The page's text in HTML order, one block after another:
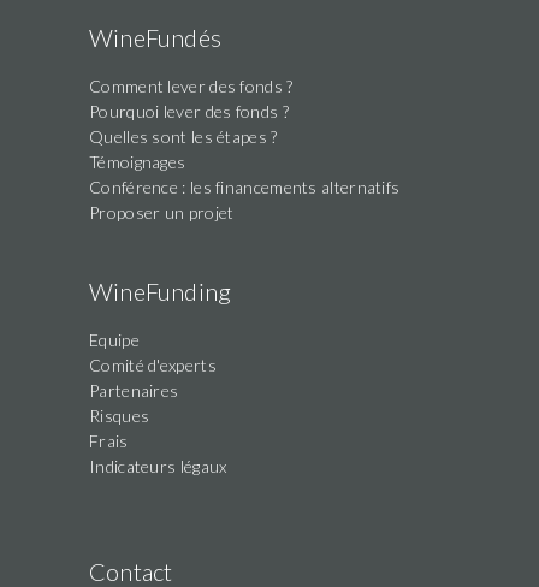
WineFundés
Comment lever des fonds ?
Pourquoi lever des fonds ?
Quelles sont les étapes ?
Témoignages
Conférence : les financements alternatifs
Proposer un projet
WineFunding
Equipe
Comité d'experts
Partenaires
Risques
Frais
Indicateurs légaux
Contact